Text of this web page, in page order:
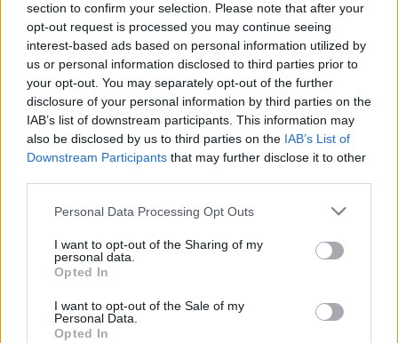
section to confirm your selection. Please note that after your
opt-out request is processed you may continue seeing
interest-based ads based on personal information utilized by
us or personal information disclosed to third parties prior to
your opt-out. You may separately opt-out of the further
disclosure of your personal information by third parties on the
IAB’s list of downstream participants. This information may
also be disclosed by us to third parties on the IAB’s List of
Downstream Participants that may further disclose it to other
Please note that this website/app uses one or more Google
not limited to your visit or usage behaviour. You may click to
grant or deny consent to Google and its third-party tags to
use your data for below specified purposes in below Google
consent section.
Personal Data Processing Opt Outs
I want to opt-out of the Sharing of my
personal data.
Opted In
I want to opt-out of the Sale of my
Personal Data.
Opted In
megemlékezni. Ezen a versenyen ütötte el ugyanis az
egyik beavatkozó autóa minden idők legrosszabb F1-
es pilótáinak listáján is helyet kapóInoue Takit, akinek a
kálváriája nem ért véget azzal, hogy a saját autójának
oltásában segédkezni próbálva találkozott a Tatrával,
sőt! Hogy mi történt a saját bevallása szerint is igazi
kutyaütőnek számító japánnak azután, hogy